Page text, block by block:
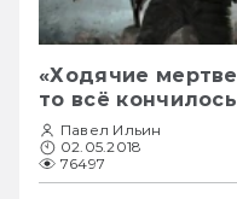
«Ходячие
то всё
Павел Ильин
02.05.2018
76497